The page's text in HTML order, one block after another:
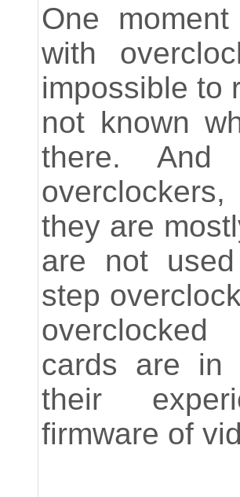
One
with
impossible to
not known
there.
they are
are not
step
cards are in
their
firmware of